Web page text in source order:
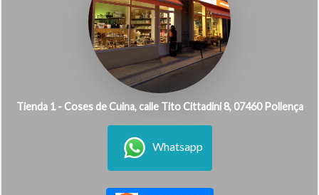
Tienda 1 - Coses de Cuina, calle Tito Cittadini 8, 07460 Pollença
Whatsapp